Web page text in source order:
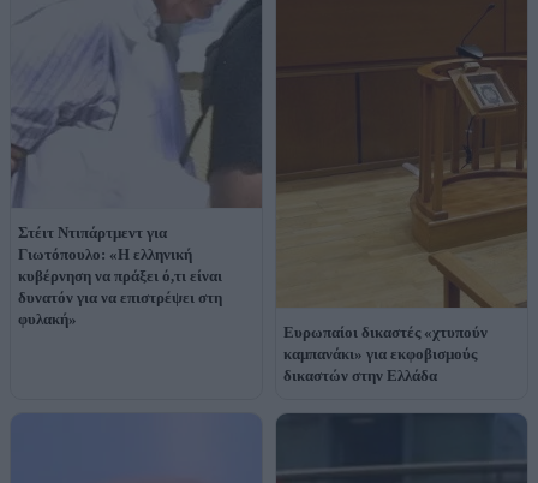
Στέιτ Ντιπάρτμεντ για
Γιωτόπουλο: «Η ελληνική
κυβέρνηση να πράξει ό,τι είναι
δυνατόν για να επιστρέψει στη
φυλακή»
Ευρωπαίοι δικαστές «χτυπούν
καμπανάκι» για εκφοβισμούς
δικαστών στην Ελλάδα